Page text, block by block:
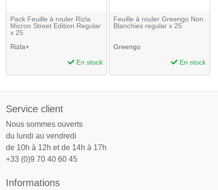
Pack Feuille à rouler Rizla
Micron Street Edition Regular
x 25
Rizla+
En stock
Feuille à rouler Greengo Non
Blanchies regular x 25
Greengo
En stock
Service client
Nous sommes ouverts
du lundi au vendredi
de 10h à 12h et de 14h à 17h
+33 (0)9 70 40 60 45
Informations